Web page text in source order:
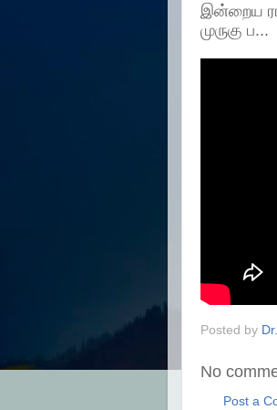
இன்றைய
முருகு ப...
Posted by
No
Post a